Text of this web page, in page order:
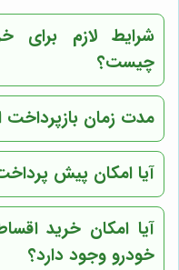
شرایط لازم برای
چیست؟
مدت زمان
آیا امکان پیش
آیا امکان خرید
خودرو وجود دارد؟